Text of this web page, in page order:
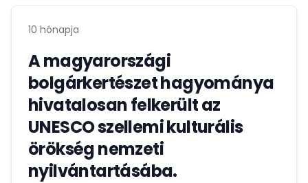
10 hónapja
A magyarországi
bolgárkertészet hagyománya
hivatalosan felkerült az
UNESCO szellemi kulturális
örökség nemzeti
nyilvántartásába.